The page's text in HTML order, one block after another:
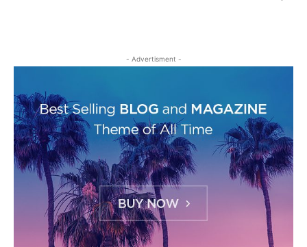
- Advertisment -